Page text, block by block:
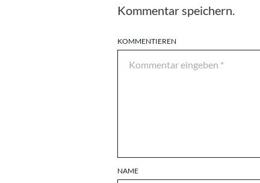
KOMMENTIEREN
NAME
Kommentar speichern.